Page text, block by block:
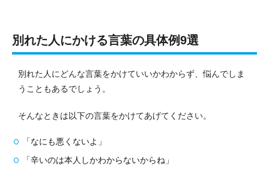
別れた人にかける言葉の具体例9選
別れた人にどんな言葉をかけていいかわからず、悩んでしま
うこともあるでしょう。
そんなときは以下の言葉をかけてあげてください。
「なにも悪くないよ」
「辛いのは本人しかわからないからね」